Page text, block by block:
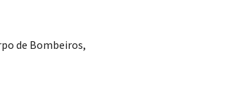
de Bombeiros,